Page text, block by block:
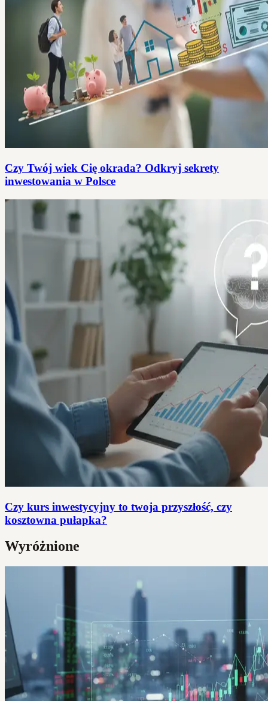
Czy Twój wiek Cię okrada? Odkryj sekrety
inwestowania w Polsce
Czy kurs inwestycyjny to twoja przyszłość, czy
kosztowna pułapka?
Wyróżnione